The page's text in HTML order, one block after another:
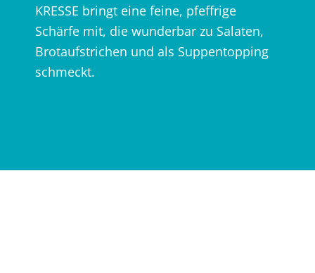
KRESSE bringt eine feine, pfeffrige
Schärfe mit, die wunderbar zu Salaten,
Brotaufstrichen und als Suppentopping
schmeckt.